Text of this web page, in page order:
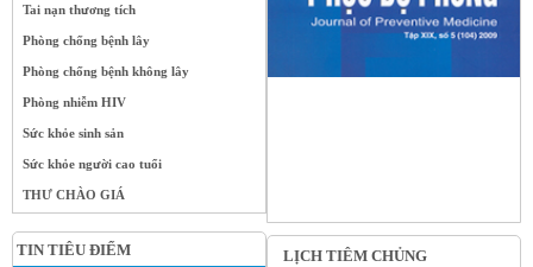
Tai nạn thương tích
Phòng chống bệnh lây
Phòng chống bệnh không lây
Phòng nhiễm HIV
Sức khỏe sinh sản
Sức khỏe người cao tuổi
THƯ CHÀO GIÁ
TIN TIÊU ĐIỂM LỊCH TIÊM CHỦNG